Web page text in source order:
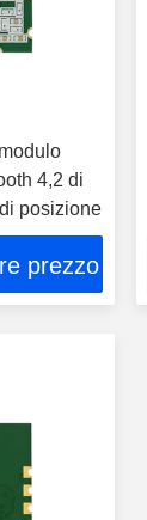
4,2 di
posizione
prezzo